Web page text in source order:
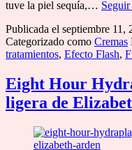
tuve la piel sequía,…
Publicada el septiembre 11,
Categorizado como Cremas
tratamientos, Efecto Flash,
Eight Hour
ligera de